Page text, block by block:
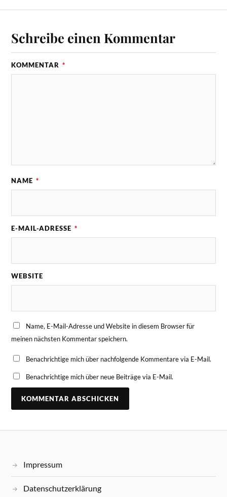
Schreibe einen Kommentar
KOMMENTAR *
NAME *
E-MAIL-ADRESSE *
WEBSITE
Name, E-Mail-Adresse und Website in diesem Browser für
meinen nächsten Kommentar speichern.
Benachrichtige mich über nachfolgende Kommentare via E-Mail.
Benachrichtige mich über neue Beiträge via E-Mail.
Impressum
Datenschutzerklärung